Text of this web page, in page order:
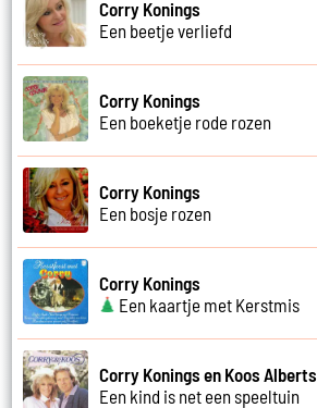
Corry Konings
Een beetje verliefd
Corry Konings
Een boeketje rode rozen
Corry Konings
Een bosje rozen
Corry Konings
Een kaartje met Kerstmis
Corry Konings en Koos Alberts
Een kind is net een speeltuin